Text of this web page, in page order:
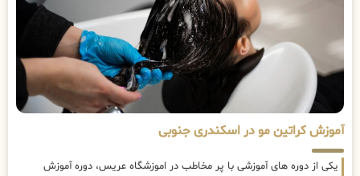
آموزش کراتین مو در اسکندری جنوبی
یکی از دوره های آموزشی با پر مخاطب در اموزشگاه عریس، دوره آموزش